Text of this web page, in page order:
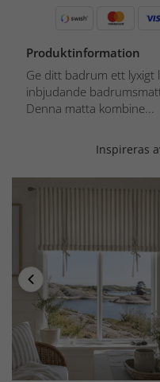
Produktinformation
Ge ditt badrum ett lyxigt
inbjudande
Denna matta kombine...
Inspireras